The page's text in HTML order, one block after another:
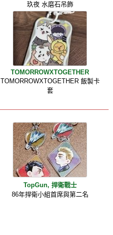
玖夜 水磨石吊飾
TOMORROWXTOGETHER
TOMORROWXTOGETHER 飯製卡
套
TopGun, 捍衛戰士
86年捍衛小組首席與第二名